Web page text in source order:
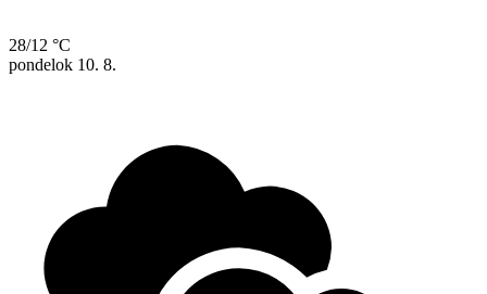
28/12 °C
pondelok 10. 8.